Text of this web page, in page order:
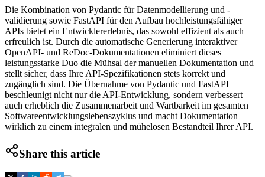
Die Kombination von Pydantic für Datenmodellierung und -
validierung sowie FastAPI für den Aufbau hochleistungsfähiger
APIs bietet ein Entwicklererlebnis, das sowohl effizient als auch
erfreulich ist. Durch die automatische Generierung interaktiver
OpenAPI- und ReDoc-Dokumentationen eliminiert dieses
leistungsstarke Duo die Mühsal der manuellen Dokumentation und
stellt sicher, dass Ihre API-Spezifikationen stets korrekt und
zugänglich sind. Die Übernahme von Pydantic und FastAPI
beschleunigt nicht nur die API-Entwicklung, sondern verbessert
auch erheblich die Zusammenarbeit und Wartbarkeit im gesamten
Softwareentwicklungslebenszyklus und macht Dokumentation
wirklich zu einem integralen und mühelosen Bestandteil Ihrer API.
Share this article